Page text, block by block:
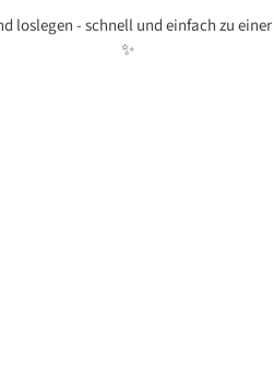
loslegen - schnell und einfach zu
✨